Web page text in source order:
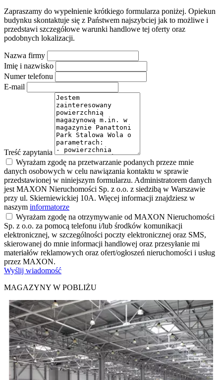
Zapraszamy do wypełnienie krótkiego formularza poniżej. Opiekun
budynku skontaktuje się z Państwem najszybciej jak to możliwe i
przedstawi szczegółowe warunki handlowe tej oferty oraz
podobnych lokalizacji.
Nazwa firmy
Imię i nazwisko
Numer telefonu
E-mail
Treść zapytania
Wyrażam zgodę na przetwarzanie podanych przeze mnie
danych osobowych w celu nawiązania kontaktu w sprawie
przedstawionej w niniejszym formularzu. Administratorem danych
jest MAXON Nieruchomości Sp. z o.o. z siedzibą w Warszawie
przy ul. Skierniewickiej 10A. Więcej informacji znajdziesz w
naszym informatorze
Wyrażam zgodę na otrzymywanie od MAXON Nieruchomości
Sp. z o.o. za pomocą telefonu i/lub środków komunikacji
elektronicznej, w szczególności poczty elektronicznej oraz SMS,
skierowanej do mnie informacji handlowej oraz przesyłanie mi
materiałów reklamowych oraz ofert/ogłoszeń nieruchomości i usług
przez MAXON.
Wyślij wiadomość
MAGAZYNY W POBLIŻU